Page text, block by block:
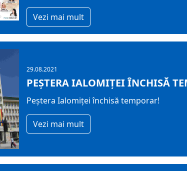
Vezi mai mult
29.08.2021
PEȘTERA IALOMIȚEI ÎNCHISĂ
Peștera Ialomiței închisă temporar!
Vezi mai mult